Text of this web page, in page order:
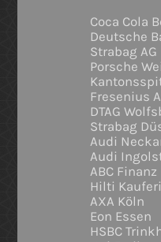
Deutsche
Strabag
Porsche
Fresenius
DTAG
Strabag
Audi
Audi
ABC Finanz
Hilti
AXA Köln
Eon Essen
HSBC